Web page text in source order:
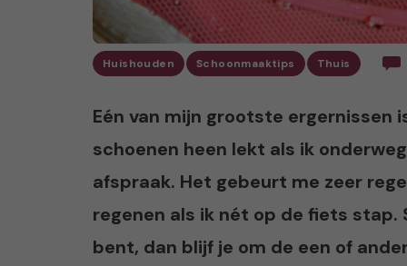
Huishouden Schoonmaaktips Thuis
Eén van mijn grootste ergernissen
schoenen heen lekt als ik
afspraak. Het gebeurt me zeer
regenen als ik nét op de fiets stap.
bent, dan blijf je om de een of